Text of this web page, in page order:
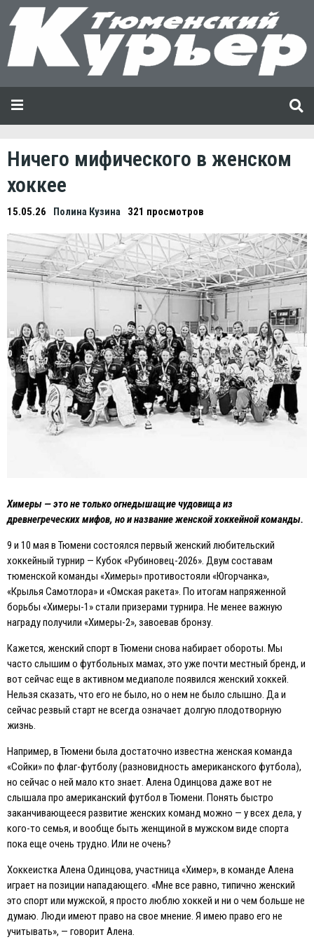
Ничего мифического в женском
хоккее
15.05.26 Полина Кузина 321 просмотров
Химеры — это не только огнедышащие чудовища из
древнегреческих мифов, но и название женской хоккейной команды.
9 и 10 мая в Тюмени состоялся первый женский любительский
хоккейный турнир — Кубок «Рубиновец-2026». Двум составам
тюменской команды «Химеры» противостояли «Югорчанка»,
«Крылья Самотлора» и «Омская ракета». По итогам напряженной
борьбы «Химеры-1» стали призерами турнира. Не менее важную
награду получили «Химеры-2», завоевав бронзу.
Кажется, женский спорт в Тюмени снова набирает обороты. Мы
часто слышим о футбольных мамах, это уже почти местный бренд, и
вот сейчас еще в активном медиаполе появился женский хоккей.
Нельзя сказать, что его не было, но о нем не было слышно. Да и
сейчас резвый старт не всегда означает долгую плодотворную
жизнь.
Например, в Тюмени была достаточно известна женская команда
«Сойки» по флаг-футболу (разновидность американского футбола),
но сейчас о ней мало кто знает. Алена Одинцова даже вот не
слышала про американский футбол в Тюмени. Понять быстро
заканчивающееся развитие женских команд можно — у всех дела, у
кого-то семья, и вообще быть женщиной в мужском виде спорта
пока еще очень трудно. Или не очень?
Хоккеистка Алена Одинцова, участница «Химер», в команде Алена
играет на позиции нападающего. «Мне все равно, типично женский
это спорт или мужской, я просто люблю хоккей и ни о чем больше не
думаю. Люди имеют право на свое мнение. Я имею право его не
учитывать», — говорит Алена.